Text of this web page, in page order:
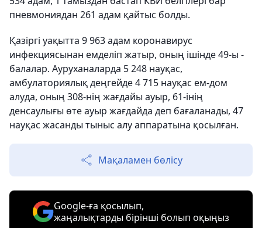
пневмониядан 261 адам қайтыс болды.
Қазіргі уақытта 9 963 адам коронавирус
инфекциясынан емделіп жатыр, оның ішінде 49-ы -
балалар. Ауруханаларда 5 248 науқас,
амбулаториялық деңгейде 4 715 науқас ем-дом
алуда, оның 308-нің жағдайы ауыр, 61-інің
денсаулығы өте ауыр жағдайда деп бағаланады, 47
науқас жасанды тыныс алу аппаратына қосылған.
Мақаламен бөлісу
Google-ға қосылып,
жаңалықтарды бірінші болып оқыңыз